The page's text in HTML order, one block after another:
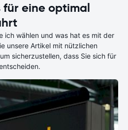
für eine optimal
ich wählen und was hat es mit der
unsere Artikel mit nützlichen
sicherzustellen, dass Sie sich für